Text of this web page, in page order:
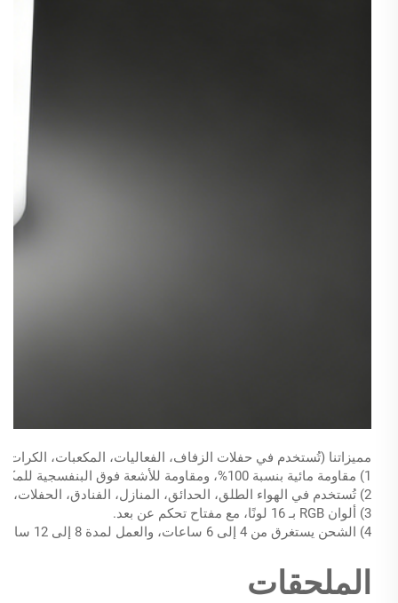
مميزاتنا (تُستخدم في حفلات الزفاف، الفعاليات، المكعبات، الكرات،
1) مقاومة مائية بنسبة 100%، ومقاومة للأشعة فوق البنفسجية للمكعبات والكرات والطاولات والكراسي وما إلى ذلك.
2) تُستخدم في الهواء الطلق، الحدائق، المنازل، الفنادق، الحفلات، البارات وغيرها.
3) ألوان RGB بـ 16 لونًا، مع مفتاح تحكم عن بعد.
4) الشحن يستغرق من 4 إلى 6 ساعات، والعمل لمدة 8 إلى 12 ساعة.
الملحقات